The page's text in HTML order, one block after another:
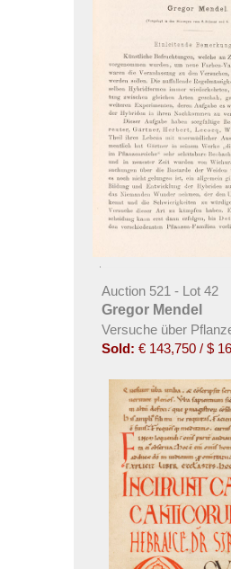
Auction 521 - Lot 42
Gregor Mendel
Versuche über
Sold: € 143,750 / $